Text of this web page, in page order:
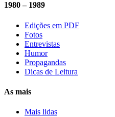
1980 – 1989
Edições em PDF
Fotos
Entrevistas
Humor
Propagandas
Dicas de Leitura
As mais
Mais lidas